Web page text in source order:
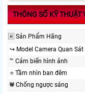
THÔNG SỐ KỸ
🇼 Sản Phẩm Hãng
↪️ Model Camera Quan Sát
™️ Cảm biến hình ảnh
⭐ Tầm nhìn ban đêm
₩ Chống ngược sáng